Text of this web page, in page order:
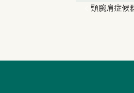
頸腕肩症候